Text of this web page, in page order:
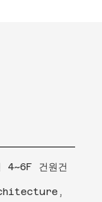
4~6F 건원건